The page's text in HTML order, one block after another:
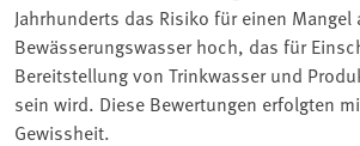
Jahrhunderts das Risiko für einen Mangel
Bewässerungswasser hoch, das für
Bereitstellung von Trinkwasser und
sein wird. Diese Bewertungen erfolgten
Gewissheit.